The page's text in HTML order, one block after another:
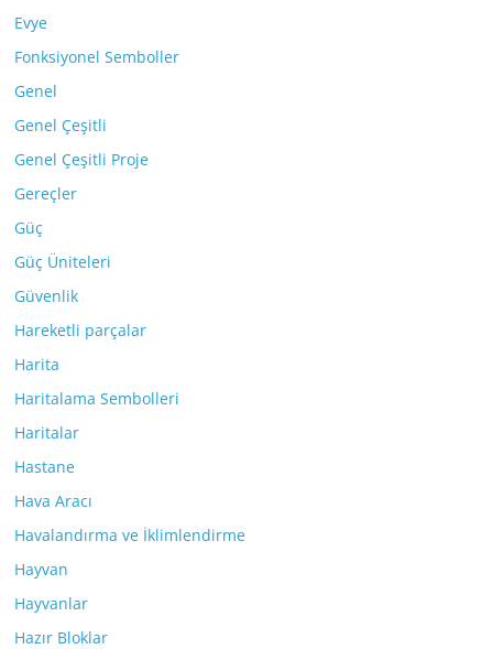
Evye
Fonksiyonel Semboller
Genel
Genel Çeşitli
Genel Çeşitli Proje
Gereçler
Güç
Güç Üniteleri
Güvenlik
Hareketli parçalar
Harita
Haritalama Sembolleri
Haritalar
Hastane
Hava Aracı
Havalandırma ve İklimlendirme
Hayvan
Hayvanlar
Hazır Bloklar